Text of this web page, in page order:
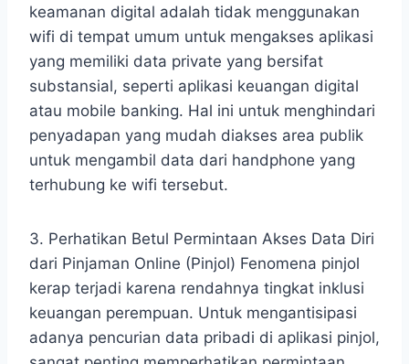
keamanan digital adalah tidak menggunakan
wifi di tempat umum untuk mengakses aplikasi
yang memiliki data private yang bersifat
substansial, seperti aplikasi keuangan digital
atau mobile banking. Hal ini untuk menghindari
penyadapan yang mudah diakses area publik
untuk mengambil data dari handphone yang
terhubung ke wifi tersebut.
3. Perhatikan Betul Permintaan Akses Data Diri
dari Pinjaman Online (Pinjol) Fenomena pinjol
kerap terjadi karena rendahnya tingkat inklusi
keuangan perempuan. Untuk mengantisipasi
adanya pencurian data pribadi di aplikasi pinjol,